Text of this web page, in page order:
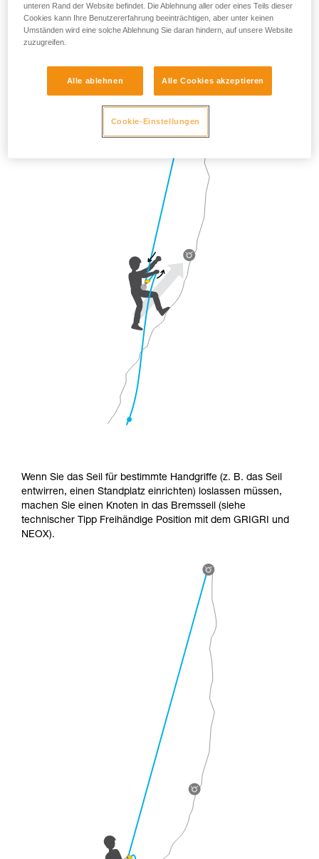
Wenn Sie das Seil für bestimmte Handgriffe (z. B. das Seil
entwirren, einen Standplatz einrichten) loslassen müssen,
machen Sie einen Knoten in das Bremsseil (siehe
technischer Tipp Freihändige Position mit dem GRIGRI und
NEOX).
unteren Rand der Website befindet. Die Ablehnung aller oder eines Teils dieser
Cookies kann Ihre Benutzererfahrung beeinträchtigen, aber unter keinen
Umständen wird eine solche Ablehnung Sie daran hindern, auf unsere Website
zuzugreifen.
Alle ablehnen Alle Cookies akzeptieren
Cookie-Einstellungen